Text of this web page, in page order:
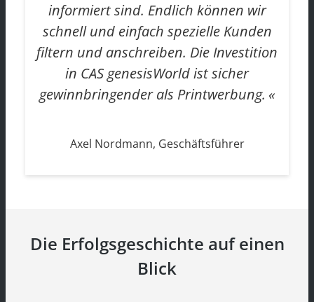
informiert sind. Endlich können wir
schnell und einfach spezielle Kunden
filtern und anschreiben. Die Investition
in CAS genesisWorld ist sicher
gewinnbringender als Printwerbung.
Axel Nordmann, Geschäftsführer
Die Erfolgsgeschichte auf einen
Blick